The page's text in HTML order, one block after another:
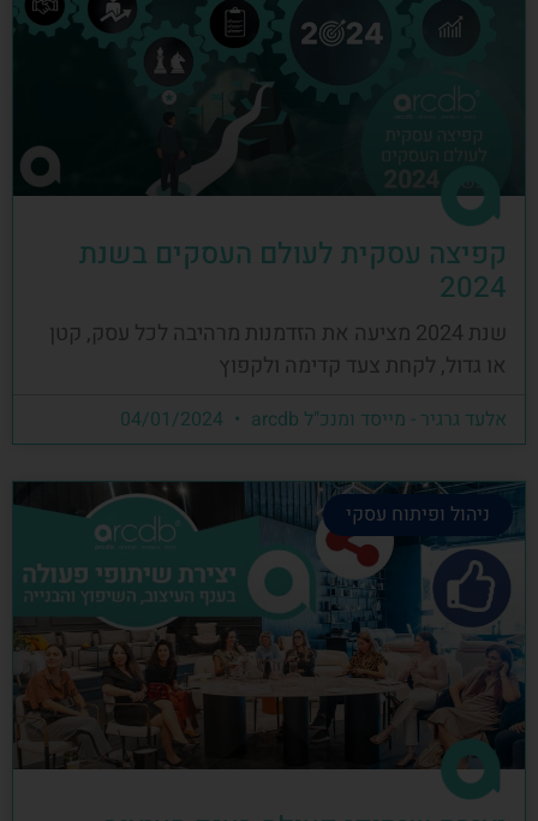
קפיצה עסקית לעולם העסקים בשנת
2024
שנת 2024 מציעה את הזדמנות מרהיבה לכל עסק, קטן
או גדול, לקחת צעד קדימה ולקפוץ
אלעד גרגיר - מייסד ומנכ"ל arcdb
ניהול ופיתוח עסקי